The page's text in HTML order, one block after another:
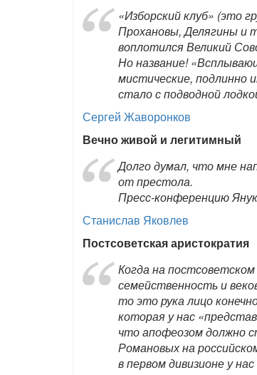
«Изборский клуб» (это
Прохановы, Делягины и
воплотился Великий
Но название!
мистические, подлинно
стало с подводной
Сергей Жаворонков
Вечно живой и легитимный
Долго думал, что мне
от престола.
Пресс-конференцию
Станислав Яковлев
Постсоветская аристократия
Когда на
семейственность и
то это рука лицо
которая у нас
что апофеозом должно
Романовых на
в первом дивизионе у